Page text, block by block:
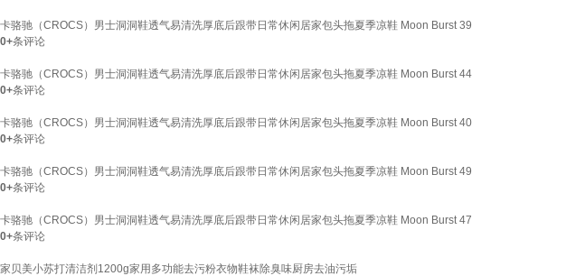
卡骆驰（CROCS）男士洞洞鞋透气易清洗厚底后跟带日常休闲居家包头拖夏季凉鞋 Moon Burst 39
0+条评论
卡骆驰（CROCS）男士洞洞鞋透气易清洗厚底后跟带日常休闲居家包头拖夏季凉鞋 Moon Burst 44
0+条评论
卡骆驰（CROCS）男士洞洞鞋透气易清洗厚底后跟带日常休闲居家包头拖夏季凉鞋 Moon Burst 40
0+条评论
卡骆驰（CROCS）男士洞洞鞋透气易清洗厚底后跟带日常休闲居家包头拖夏季凉鞋 Moon Burst 49
0+条评论
卡骆驰（CROCS）男士洞洞鞋透气易清洗厚底后跟带日常休闲居家包头拖夏季凉鞋 Moon Burst 47
0+条评论
家贝美小苏打清洁剂1200g家用多功能去污粉衣物鞋袜除臭味厨房去油污垢